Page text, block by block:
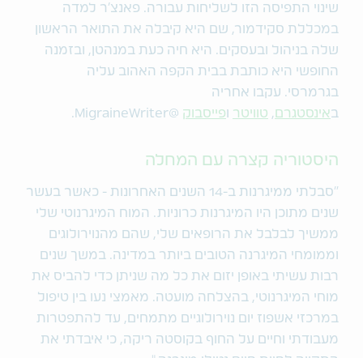
שינוי התפיסה הזו לשליחות עבורה. פאנצ'ר למדה
במכללת סקידמור, שם היא קיבלה את התואר הראשון
שלה בניהול ובעסקים. היא חיה כעת במנהטן, ובזמנה
החופשי היא כותבת בבית הקפה האהוב עליה
בגרמרסי. עקבו אחריה
באינסטגרם, טוויטר ופייסבוק @MigraineWriter.
היסטוריה קצרה עם המחלה
"סבלתי ממיגרנות ב-14 השנים האחרונות - כאשר בעשר
שנים מתוכן היו המיגרנות כרוניות. המוח המיגרנוטי שלי
ממשיך לבלבל את הרופאים שלי, שהם מהנוירולוגים
וממומחי המיגרנה הטובים ביותר במדינה. במשך שנים
רבות עשיתי באופן יזום את כל מה שניתן כדי להביס את
מוחי המיגרנוטי, בהצלחה מועטה. מאמצי נעו בין טיפול
במרכזי אשפוז יום נוירולוגיים מתמחים, עד להתפטרות
מעבודתי וחיים על החוף בקוסטה ריקה, כי איבדתי את